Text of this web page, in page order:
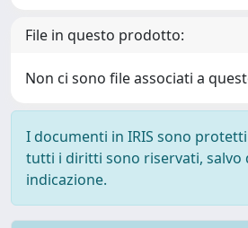
File in questo prodotto:
Non ci sono file associati a
I documenti in IRIS sono
tutti i diritti sono riservati, salvo
indicazione.